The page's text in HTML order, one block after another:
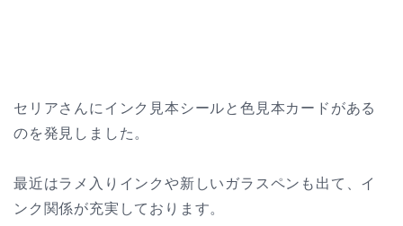
セリアさんにインク見本シールと色見本カードがある
のを発見しました。
最近はラメ入りインクや新しいガラスペンも出て、イ
ンク関係が充実しております。